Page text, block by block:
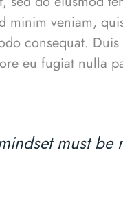
minim veniam,
consequat.
eu fugiat nulla
must be